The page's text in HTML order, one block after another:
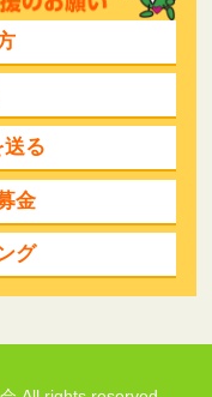
る
金
グ